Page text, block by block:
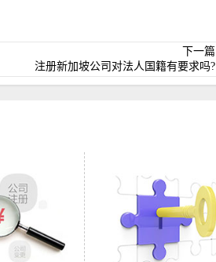
下一篇
注册新加坡公司对法人国籍有要求吗?